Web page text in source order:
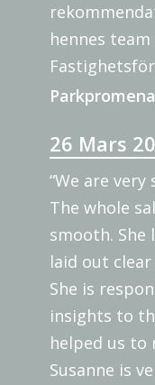
hennes team
26 Mars
“We are
The whole
smooth.
laid out
She is
insights to
helped us to
Susanne is